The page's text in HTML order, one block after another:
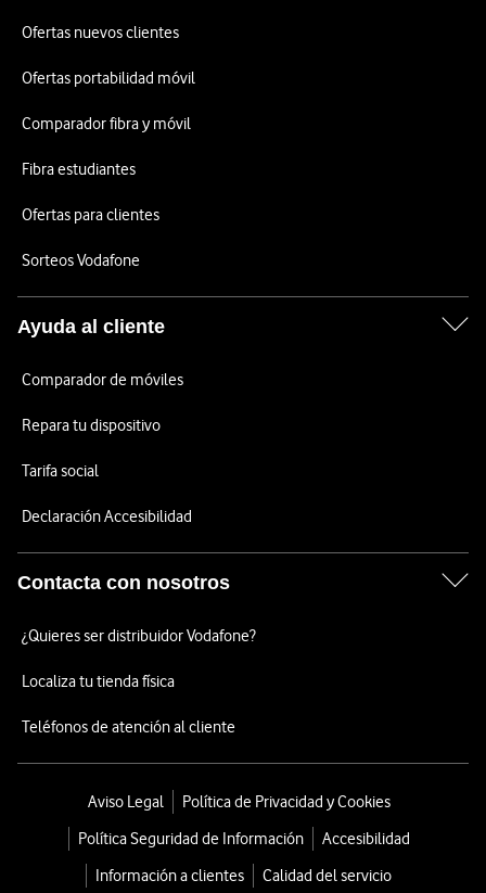
Ofertas nuevos clientes
Ofertas portabilidad móvil
Comparador fibra y móvil
Fibra estudiantes
Ofertas para clientes
Sorteos Vodafone
Ayuda al cliente
Comparador de móviles
Repara tu dispositivo
Tarifa social
Declaración Accesibilidad
Contacta con nosotros
¿Quieres ser distribuidor Vodafone?
Localiza tu tienda física
Teléfonos de atención al cliente
Aviso Legal
Política de Privacidad y Cookies
Política Seguridad de Información
Accesibilidad
Información a clientes
Calidad del servicio